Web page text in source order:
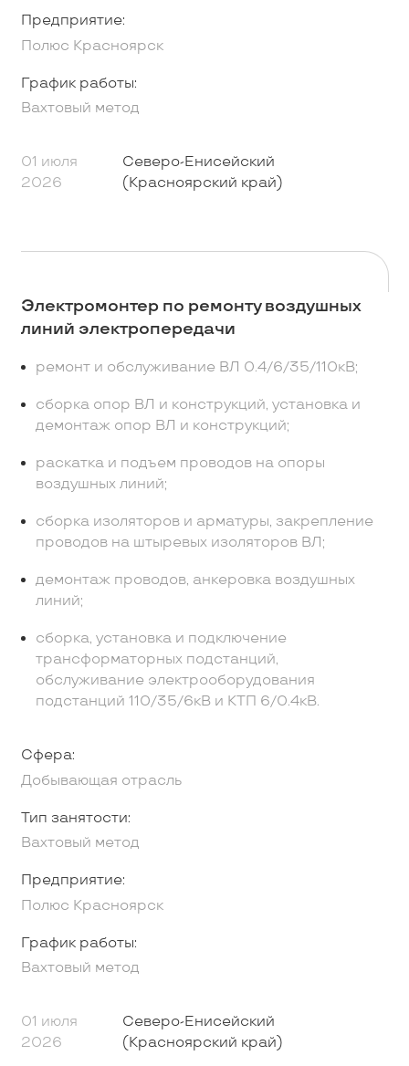
Предприятие:
Полюс Красноярск
График работы:
Вахтовый метод
01 июля
2026
Северо-Енисейский
(Красноярский край)
Электромонтер по ремонту воздушных
линий электропередачи
ремонт и обслуживание ВЛ 0.4/6/35/110кВ;
сборка опор ВЛ и конструкций, установка и
демонтаж опор ВЛ и конструкций;
раскатка и подъем проводов на опоры
воздушных линий;
сборка изоляторов и арматуры, закрепление
проводов на штыревых изоляторов ВЛ;
демонтаж проводов, анкеровка воздушных
линий;
сборка, установка и подключение
трансформаторных подстанций,
обслуживание электрооборудования
подстанций 110/35/6кВ и КТП 6/0.4кВ.
Сфера:
Добывающая отрасль
Тип занятости:
Вахтовый метод
Предприятие:
Полюс Красноярск
График работы:
Вахтовый метод
01 июля
2026
Северо-Енисейский
(Красноярский край)